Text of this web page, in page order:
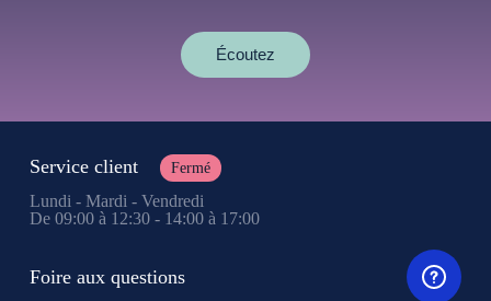
Écoutez
Service client Fermé
Lundi - Mardi - Vendredi
De 09:00 à 12:30 - 14:00 à 17:00
Foire aux questions